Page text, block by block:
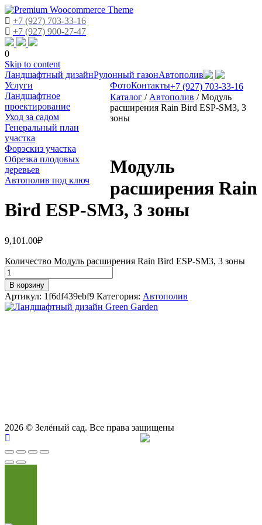
+7 (927) 703-33-16
+7 (927) 900-27-47
0
Skip to content
Ландшафтный дизайнРулонный газонАвтополив
Услуги
Ландшафтное
проектирование
Уход за садом
Генеральный план
участка
Форэскиз участка
Обрезка плодовых
деревьев
Автополив под ключ
ФотоКонтакты+7 (927) 703-33-16
Каталог / Автополив /Модуль
расширения Rain Bird ESP-SM3, 3
зоны
Модуль
расширения Rain
Bird ESP-SM3, 3 зоны
9,101.00₽
Количество Модуль расширения Rain Bird ESP-SM3, 3 зоны
В корзину
Артикул: 1f6df439ebf9 Категория: Автополив
2026 © Зелёный сад. Все права защищены